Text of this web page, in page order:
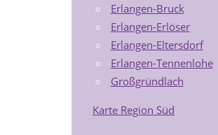
Erlangen-Bruck
Erlangen-Erlöser
Erlangen-Eltersdorf
Erlangen-Tennenlohe
Großgründlach
Karte Region Süd